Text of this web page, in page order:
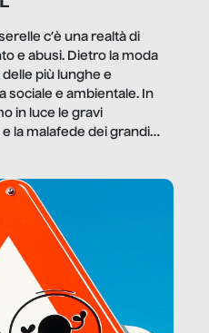
c’è una realtà di
e abusi. Dietro la moda
delle più lunghe e
sociale e ambientale. In
in luce le gravi
la malafede dei grandi